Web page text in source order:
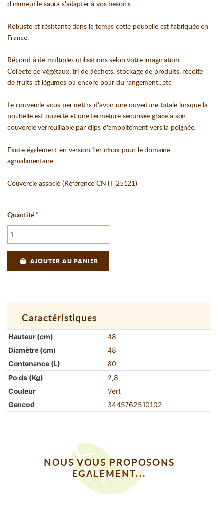
d'immeuble saura s'adapter à vos besoins.
Robuste et résistante dans le temps cette poubelle est fabriquée en
France.
Répond à de multiples utilisations selon votre imagination !
Collecte de végétaux, tri de déchets, stockage de produits, récolte
de fruits et légumes ou encore pour du rangement...etc
Le couvercle vous permettra d'avoir une ouverture totale lorsque la
poubelle est ouverte et une fermeture sécurisée grâce à son
couvercle verrouillable par clips d'emboitement vers la poignée.
Existe également en version 1er choix pour le domaine
agroalimentaire
Couvercle associé (Référence CNTT 25121)
Quantité
AJOUTER AU PANIER
Caractéristiques
Hauteur (cm)
48
Diamètre (cm)
48
Contenance (L)
80
Poids (Kg)
2,8
Couleur
Vert
Gencod
3445762510102
NOUS VOUS PROPOSONS
EGALEMENT...